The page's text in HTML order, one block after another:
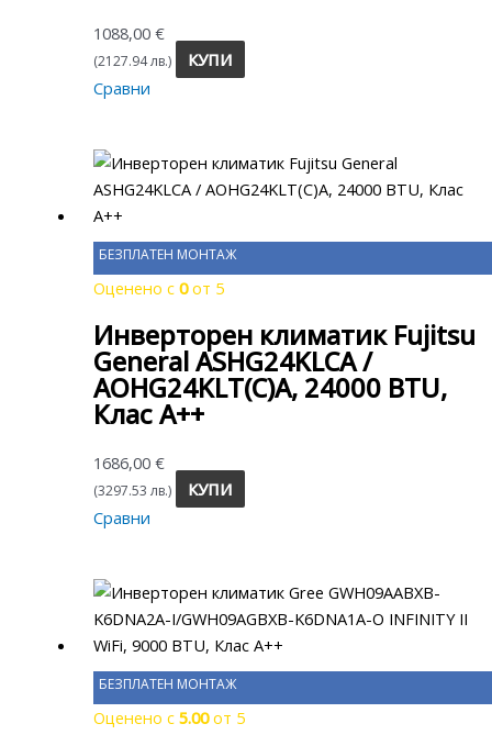
1088,00€
(2127.94 лв.)
КУПИ
Сравни
БЕЗПЛАТЕН МОНТАЖ
Оценено с0от 5
Инверторен климатик Fujitsu
General ASHG24KLCA /
AOHG24KLT(C)A, 24000 BTU,
Клас A++
1686,00€
(3297.53 лв.)
КУПИ
Сравни
БЕЗПЛАТЕН МОНТАЖ
Оценено с5.00от 5